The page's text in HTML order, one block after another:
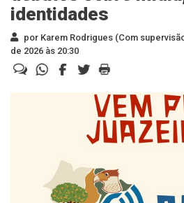
identidades
por Karem Rodrigues (Com
de 2026 às 20:30